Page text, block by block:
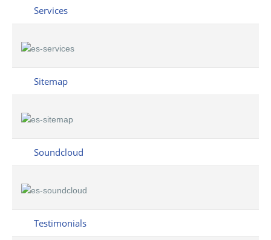
Services
Sitemap
Soundcloud
Testimonials